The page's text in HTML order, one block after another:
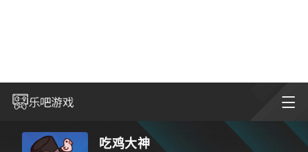
吃鸡大神